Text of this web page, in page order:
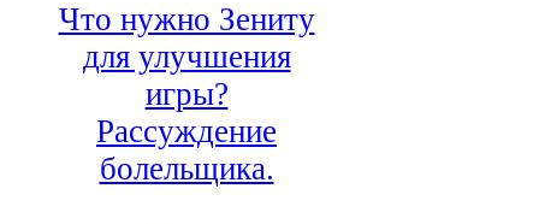
Что нужно Зениту
для улучшения
игры?
Рассуждение
болельщика.